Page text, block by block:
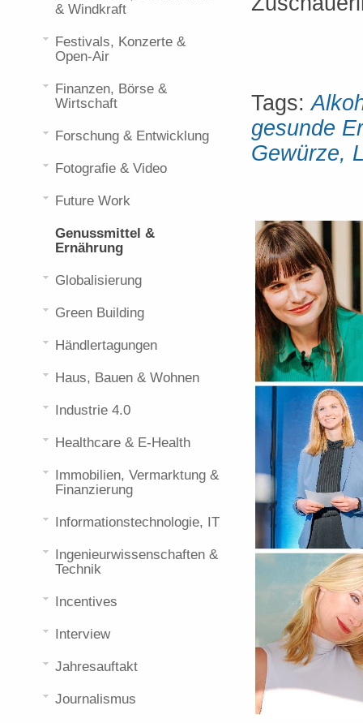
Tags:
gesunde
Gewürze,
& Windkraft
Festivals, Konzerte &
Open-Air
Finanzen, Börse &
Wirtschaft
Forschung & Entwicklung
Fotografie & Video
Future Work
Genussmittel &
Ernährung
Globalisierung
Green Building
Händlertagungen
Haus, Bauen & Wohnen
Industrie 4.0
Healthcare & E-Health
Immobilien, Vermarktung &
Finanzierung
Informationstechnologie, IT
Ingenieurwissenschaften &
Technik
Incentives
Interview
Jahresauftakt
Journalismus